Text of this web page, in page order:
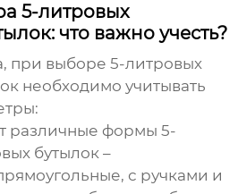
5-литровых
что важно учесть?
при выборе5-литровых
необходимо учитывать
различные формы5-
бутылок –
с ручками и